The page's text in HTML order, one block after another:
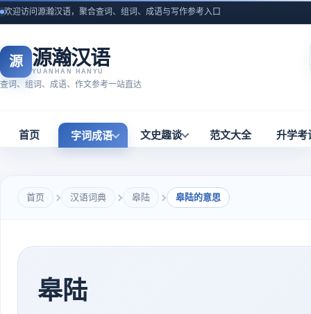
欢迎访问源瀚汉语，聚合查词、组词、成语与写作参考入口
源 源瀚汉语
YUANHAN HANYU
查词、组词、成语、作文参考一站直达
首页 字词成语 文史趣谈 范文大全 升学考
首页 汉语词典 皋陆 皋陆的意思
皋陆